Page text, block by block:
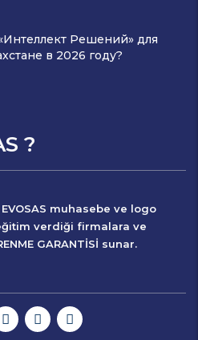
Решений» для
в 2026 году?
?
EVOSAS muhasebe ve logo
verdiği firmalara ve
GARANTİSİ sunar.